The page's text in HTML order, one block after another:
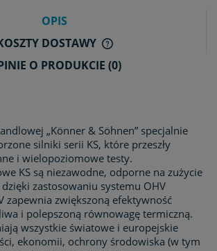
OPIS
DOSTAWY
KOSZTÓW PŁATNOŚCI
O PRODUKCIE (0)
„Könner & Söhnen” specjalnie
silniki serii KS, które przeszły
i wielopoziomowe testy.
KS są niezawodne, odporne na zużycie
dzięki zastosowaniu systemu OHV
zapewnia zwiększoną efektywność
i polepszoną równowagę termiczną.
wszystkie światowe i europejskie
ekonomii, ochrony środowiska (w tym